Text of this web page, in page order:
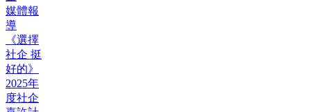
媒體報
導
《選擇
社企 挺
好的》
2025年
度社企